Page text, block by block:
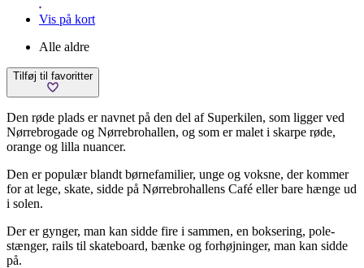
Vis på kort
Alle aldre
Tilføj til favoritter
Den røde plads er navnet på den del af Superkilen, som ligger ved
Nørrebrogade og Nørrebrohallen, og som er malet i skarpe røde,
orange og lilla nuancer.
Den er populær blandt børnefamilier, unge og voksne, der kommer
for at lege, skate, sidde på Nørrebrohallens Café eller bare hænge ud
i solen.
Der er gynger, man kan sidde fire i sammen, en boksering, pole-
stænger, rails til skateboard, bænke og forhøjninger, man kan sidde
på.